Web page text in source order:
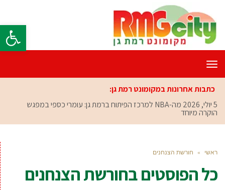
פתח
תפריט
כתבות אחרונות במקומונט רמת גן:
5 יולי, 2026
מה-NBA למרכז הפיתוח ברמת גן: עומרי כספי במפגש
הוקרה מיוחד
ראשי » חורשת הצנחנים
כל הפוסטים בחורשת הצנחנים